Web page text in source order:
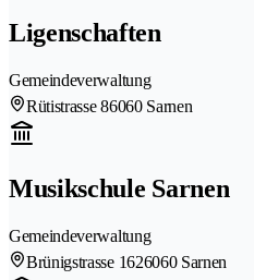
Ligenschaften
Gemeindeverwaltung
Rütistrasse 86060 Sarnen
Musikschule Sarnen
Gemeindeverwaltung
Brünigstrasse 1626060 Sarnen